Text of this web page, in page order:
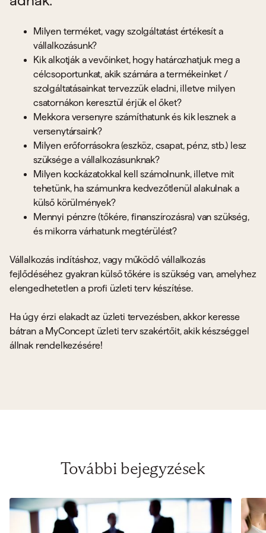
Milyen terméket, vagy szolgáltatást értékesít a
vállalkozásunk?
Kik alkotják a vevőinket, hogy határozhatjuk meg a
célcsoportunkat, akik számára a termékeinket /
szolgáltatásainkat tervezzük eladni, illetve milyen
csatornákon keresztül érjük el őket?
Mekkora versenyre számíthatunk és kik lesznek a
versenytársaink?
Milyen erőforrásokra (eszköz, csapat, pénz, stb.) lesz
szüksége a vállalkozásunknak?
Milyen kockázatokkal kell számolnunk, illetve mit
tehetünk, ha számunkra kedvezőtlenül alakulnak a
külső körülmények?
Mennyi pénzre (tőkére, finanszírozásra) van szükség,
és mikorra várhatunk megtérülést?
Vállalkozás indításhoz, vagy működő vállalkozás
fejlődéséhez gyakran külső tőkére is szükség van, amelyhez
elengedhetetlen a profi üzleti terv készítése.
Ha úgy érzi elakadt az üzleti tervezésben, akkor keresse
bátran a MyConcept üzleti terv szakértőit, akik készséggel
állnak rendelkezésére!
További bejegyzések